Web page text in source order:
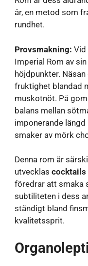
år, en metod som
rundhet.
Provsmakning: Vid
Imperial Rom av
höjdpunkter.
fruktighet blandad
muskotnöt. På
balans mellan
imponerande
smaker av mörk
Denna rom är
utvecklas cocktails
föredrar att smaka
subtiliteten i dess
ständigt bland
kvalitetssprit.